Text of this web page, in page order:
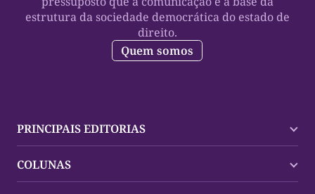
estrutura da sociedade democrática do estado de
direito.
Quem somos
PRINCIPAIS EDITORIAS
Palmas
COLUNAS